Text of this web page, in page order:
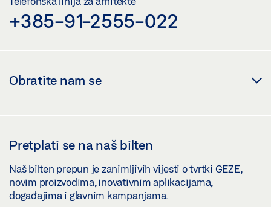
+385-91-2555-022
Obratite nam se
Pretplati se na naš bilten
Naš bilten prepun je zanimljivih vijesti o tvrtki GEZE,
novim proizvodima, inovativnim aplikacijama,
događajima i glavnim kampanjama.